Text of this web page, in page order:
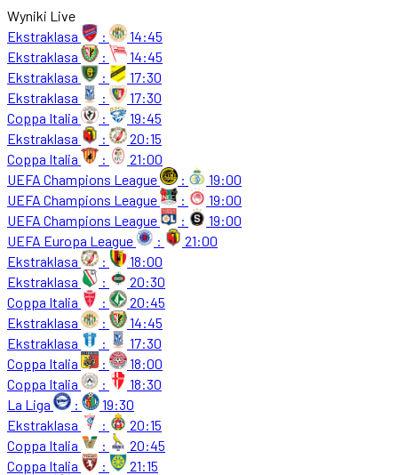
Wyniki Live
Ekstraklasa
:
14:45
Ekstraklasa
:
14:45
Ekstraklasa
:
17:30
Ekstraklasa
:
17:30
Coppa Italia
:
19:45
Ekstraklasa
:
20:15
Coppa Italia
:
21:00
UEFA Champions League
:
19:00
UEFA Champions League
:
19:00
UEFA Champions League
:
19:00
UEFA Europa League
:
21:00
Ekstraklasa
:
18:00
Ekstraklasa
:
20:30
Coppa Italia
:
20:45
Ekstraklasa
:
14:45
Ekstraklasa
:
17:30
Coppa Italia
:
18:00
Coppa Italia
:
18:30
La Liga
:
19:30
Ekstraklasa
:
20:15
Coppa Italia
:
20:45
Coppa Italia
:
21:15